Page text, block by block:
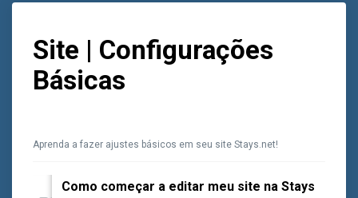
Site | Configurações
Básicas
Aprenda a fazer ajustes básicos em seu site Stays.net!
Como começar a editar meu site na Stays